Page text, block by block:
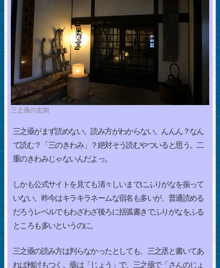
三之亟の玄関
三之亟がまず読めない。読み方がわからない。んんん？なん
て読む？「三のきわみ」？絶対そう読むやついると思う。二
重のきわみじゃないんだよっ。
しかも公式サイトを見ても清々しいまでにふりがなを振って
いない。昨今はキラキラネームな宿名も多いが、普通読める
だろうレベルでもわざわざ後ろに括弧書きでふりがなをふる
ところも多いというのに。
三之亟の読み方は判らなかったとしても、三之丞と書いてあ
れば検討もつく。亟は「じょう」で、三之亟で「さんのじょ